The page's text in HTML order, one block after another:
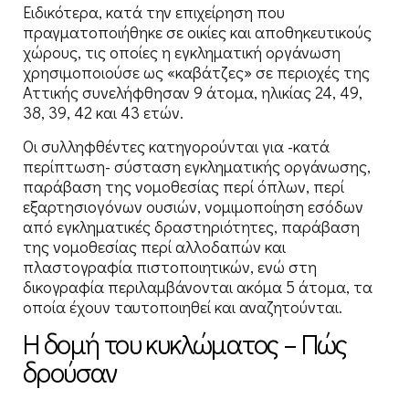
Ειδικότερα, κατά την επιχείρηση που
πραγματοποιήθηκε σε οικίες και αποθηκευτικούς
χώρους, τις οποίες η εγκληματική οργάνωση
χρησιμοποιούσε ως «καβάτζες» σε περιοχές της
Αττικής συνελήφθησαν 9 άτομα, ηλικίας 24, 49,
38, 39, 42 και 43 ετών.
Οι συλληφθέντες κατηγορούνται για -κατά
περίπτωση- σύσταση εγκληματικής οργάνωσης,
παράβαση της νομοθεσίας περί όπλων, περί
εξαρτησιογόνων ουσιών, νομιμοποίηση εσόδων
από εγκληματικές δραστηριότητες, παράβαση
της νομοθεσίας περί αλλοδαπών και
πλαστογραφία πιστοποιητικών, ενώ στη
δικογραφία περιλαμβάνονται ακόμα 5 άτομα, τα
οποία έχουν ταυτοποιηθεί και αναζητούνται.
Η δομή του κυκλώματος – Πώς
δρούσαν